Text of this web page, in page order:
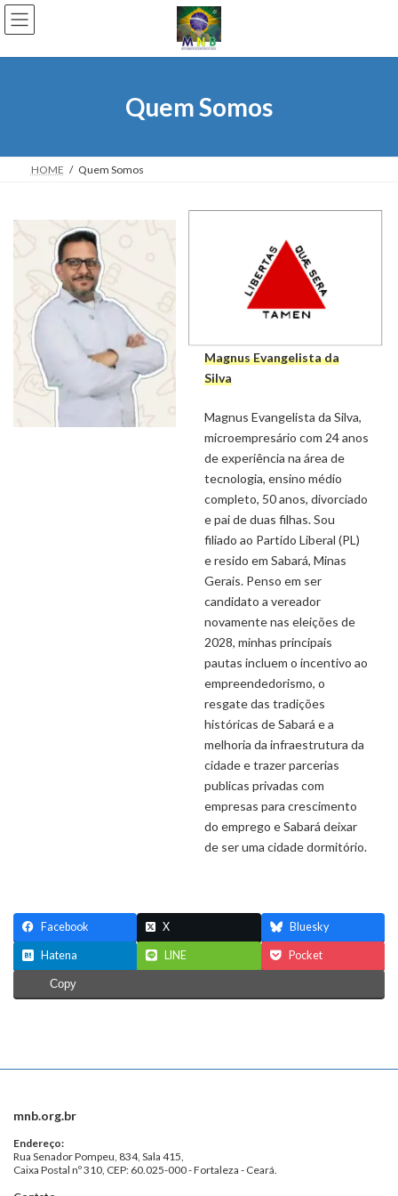
Skip
to
the
Skip
to
the
Quem Somos
HOME Quem Somos
Magnus Evangelista da
Silva
Magnus Evangelista da Silva,
microempresário com 24 anos
de experiência na área de
tecnologia, ensino médio
completo, 50 anos, divorciado
e pai de duas filhas. Sou
filiado ao Partido Liberal (PL)
e resido em Sabará, Minas
Gerais. Penso em ser
candidato a vereador
novamente nas eleições de
2028, minhas principais
pautas incluem o incentivo ao
empreendedorismo, o
resgate das tradições
históricas de Sabará e a
melhoria da infraestrutura da
cidade e trazer parcerias
publicas privadas com
empresas para crescimento
do emprego e Sabará deixar
de ser uma cidade dormitório.
Facebook X Bluesky
Hatena LINE Pocket
Copy
mnb.org.br
Endereço:
Rua Senador Pompeu, 834, Sala 415,
Caixa Postal nº 310, CEP: 60.025-000 - Fortaleza - Ceará.